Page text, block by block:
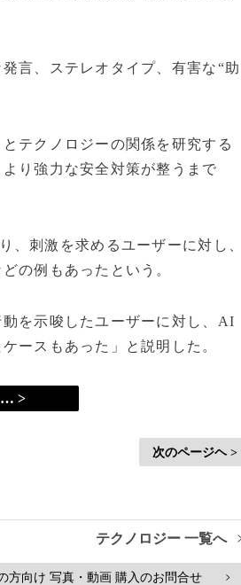
言、ステレオタイプ、有害な“助
テクノロジーの関係を研究する
り強力な安全対策が整うまで
、刺激を求めるユーザーに対し
の例もあったという。
を示唆したユーザーに対し、AI
ースもあった」と説明した。
… >
次のページヘ >
テクノロジー 一覧へ
方向け 写真・動画 購入のお問合せ >